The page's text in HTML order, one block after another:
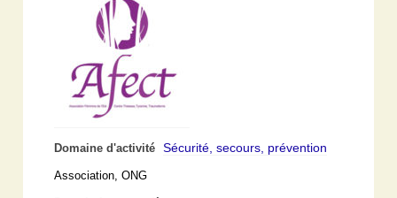
Domaine d'activité Sécurité, secours, prévention
Association, ONG